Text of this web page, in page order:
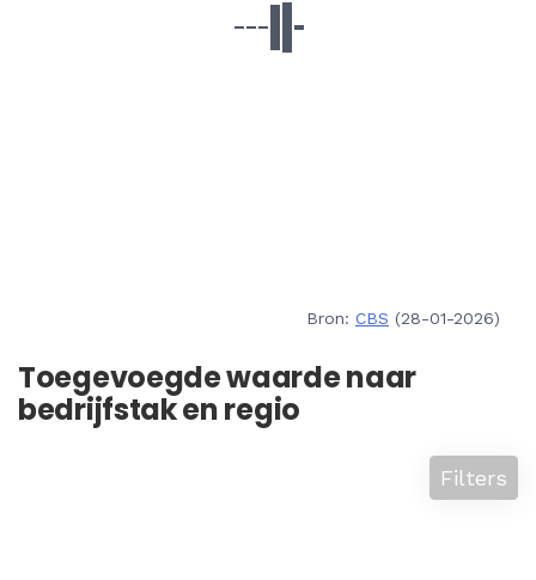
Bron: CBS (28-01-2026)
Toegevoegde waarde naar
bedrijfstak en regio
Filters